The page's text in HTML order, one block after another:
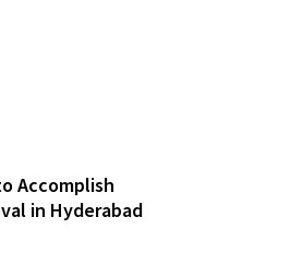
Accomplish
in Hyderabad